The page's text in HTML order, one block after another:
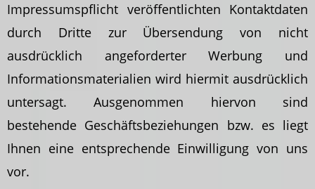
Impressumspflicht veröffentlichten Kontaktdaten
durch Dritte zur Übersendung von nicht
ausdrücklich angeforderter Werbung und
Informationsmaterialien wird hiermit ausdrücklich
untersagt. Ausgenommen hiervon sind
bestehende Geschäftsbeziehungen bzw. es liegt
Ihnen eine entsprechende Einwilligung von uns
vor.